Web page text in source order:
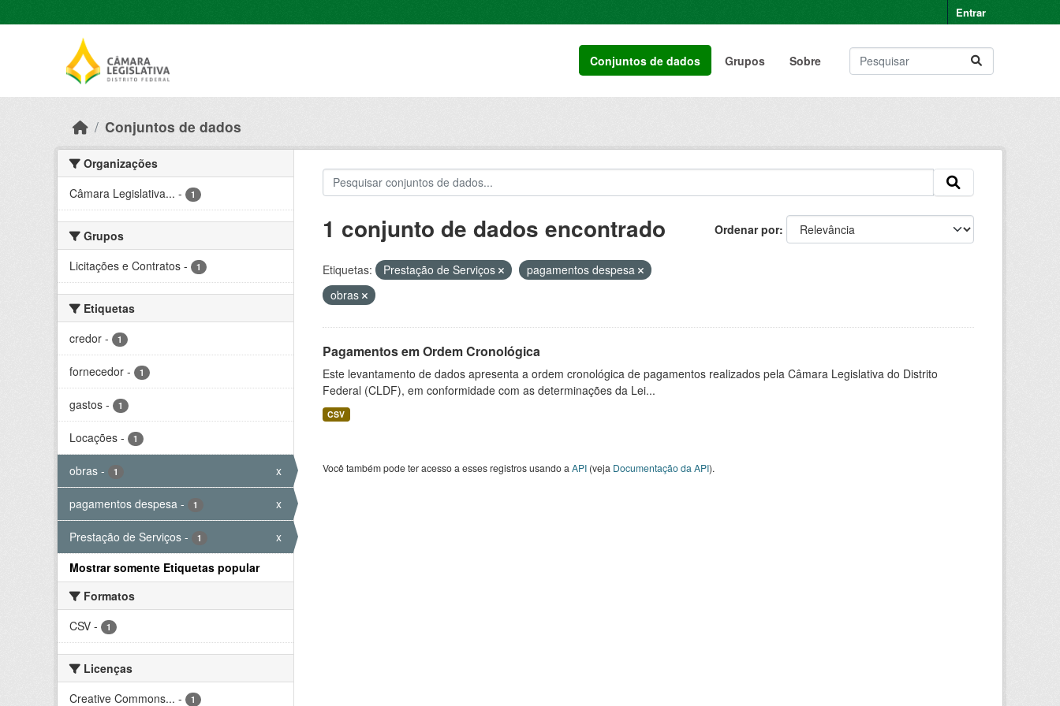
Entrar
Conjuntos de dados Grupos Sobre
Conjuntos de dados
Organizações
Câmara Legislativa... - 1
Grupos
Licitações e Contratos - 1
Etiquetas
credor - 1
fornecedor - 1
gastos - 1
Locações - 1
obras - 1 x
pagamentos despesa - 1 x
Prestação de Serviços - 1
x
Mostrar somente Etiquetas popular
Formatos
CSV - 1
Licenças
Creative Commons... - 1
Ordenar por
1 conjunto de dados encontrado
Etiquetas: Prestação de Serviços
pagamentos despesa
obras
Pagamentos em Ordem Cronológica
Este levantamento de dados apresenta a ordem cronológica de pagamentos realizados pela Câmara Legislativa do Distrito
Federal (CLDF), em conformidade com as determinações da Lei...
CSV
Você também pode ter acesso a esses registros usando a API(veja Documentação da API).